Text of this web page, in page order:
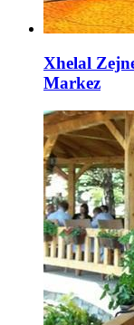
Xhelal
Markez